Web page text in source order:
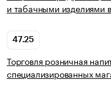
и табачными изделиями
47.25
Торговля розничная
специализированных